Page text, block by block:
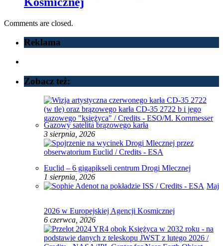
Comments are closed.
Reklama
Zobacz też:
Gazowy satelita brązowego karła
3 sierpnia, 2026
Euclid – 6 gigapikseli centrum Drogi Mlecznej
1 sierpnia, 2026
Maj
2026 w Europejskiej Agencji Kosmicznej
6 czerwca, 2026